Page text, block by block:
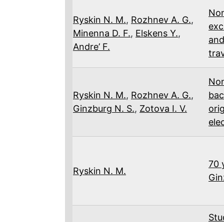
Ryskin N. M., Rozhnev A. G.,
Minenna D. F., Elskens Y.,
Andre’ F.
Ryskin N. M., Rozhnev A. G.,
Ginzburg N. S., Zotova I. V.
Ryskin N. M.
70